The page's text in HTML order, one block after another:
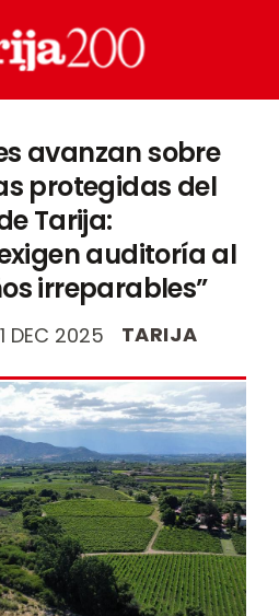
avanzan sobre
protegidas del
Tarija:
auditoría al
irreparables”
DEC 2025 TARIJA